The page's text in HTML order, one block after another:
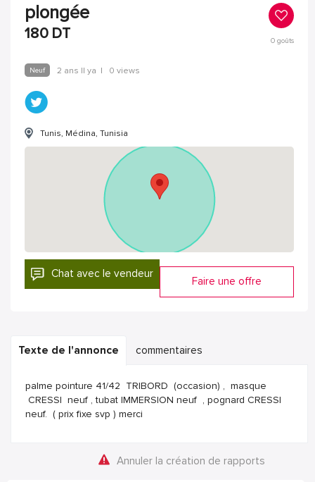
plongée
180 DT 0goûts
Neuf 2 ans Il ya | 0 views
Tunis, Médina, Tunisia
Chat avec le vendeur
Faire une offre
Texte de l'annonce commentaires
palme pointure 41/42 TRIBORD (occasion) , masque
CRESSI neuf , tubat IMMERSION neuf , pognard CRESSI
neuf. ( prix fixe svp ) merci
Annuler la création de rapports